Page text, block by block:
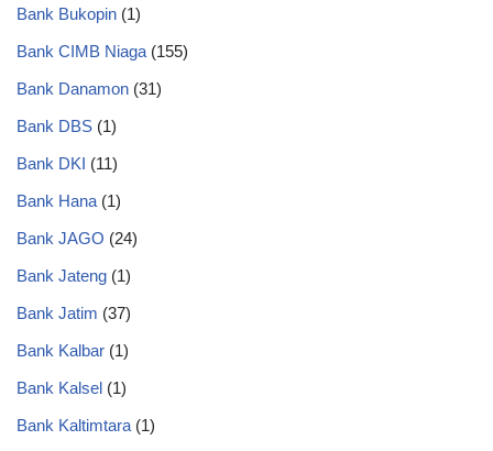
Bank Bukopin (1)
Bank CIMB Niaga (155)
Bank Danamon (31)
Bank DBS (1)
Bank DKI (11)
Bank Hana (1)
Bank JAGO (24)
Bank Jateng (1)
Bank Jatim (37)
Bank Kalbar (1)
Bank Kalsel (1)
Bank Kaltimtara (1)